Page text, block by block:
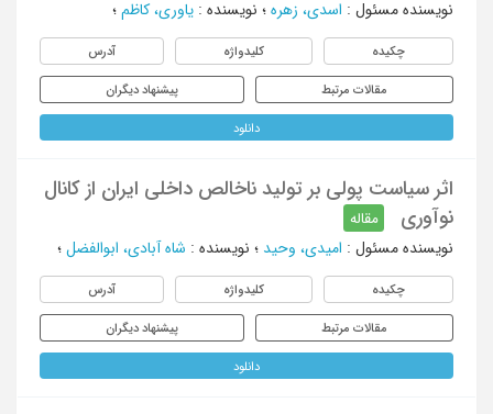
نویسنده مسئول : اسدی، زهره ؛ نویسنده : یاوری، کاظم ؛
چکیده کلیدواژه آدرس
مقالات مرتبط پیشنهاد دیگران
دانلود
اثر سیاست پولی بر تولید ناخالص داخلی ایران از کانال
نوآوری
مقاله
نویسنده مسئول : امیدی، وحید ؛ نویسنده : شاه آبادی، ابوالفضل ؛
چکیده کلیدواژه آدرس
مقالات مرتبط پیشنهاد دیگران
دانلود